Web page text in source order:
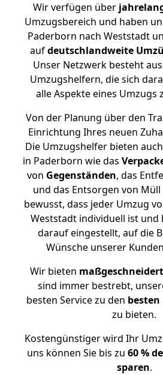
Wir verfügen über
Umzugsbereich und haben
Paderborn nach Weststadt
aufdeutschlandweite
Unser Netzwerk besteht
Umzugshelfern, die sich
alle Aspekte eines Umzugs
Von der Planung über den
Einrichtung Ihres neuen
Die Umzugshelfer bieten
in Paderborn wie das
von Gegenständen, das
und das Entsorgen von
bewusst, dass jeder Umzug
Weststadt individuell ist und
darauf eingestellt, auf die
Wünsche unserer
Wir bieten
sind immer bestrebt,
besten Service zu den besten
zu bieten.
Kostengünstiger wird Ihr
uns können Sie bis zu 60 %
sparen.